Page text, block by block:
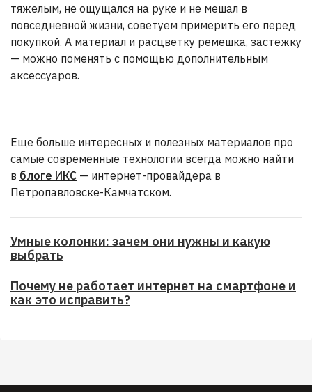
тяжелым, не ощущался на руке и не мешал в
повседневной жизни, советуем примерить его перед
покупкой. А материал и расцветку ремешка, застежку
— можно поменять с помощью дополнительным
аксессуаров.
Еще больше интересных и полезных материалов про
самые современные технологии всегда можно найти
в блоге ИКС — интернет-провайдера в
Петропавловске-Камчатском.
Умные колонки: зачем они нужны и какую
выбрать
Почему не работает интернет на смартфоне и
как это исправить?